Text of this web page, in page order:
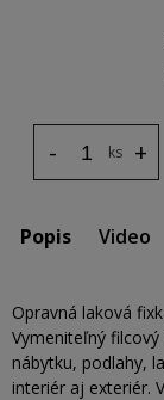
ks +
-
Popis Video
Opravná laková
Vymeniteľný
nábytku, podlahy,
interiér aj exteriér.